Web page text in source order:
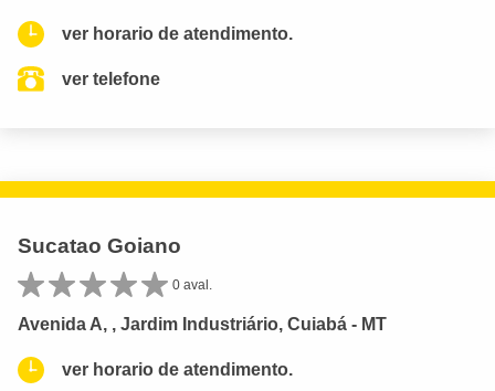
ver horario de atendimento.
ver telefone
Sucatao Goiano
0 aval.
Avenida A, , Jardim Industriário, Cuiabá - MT
ver horario de atendimento.